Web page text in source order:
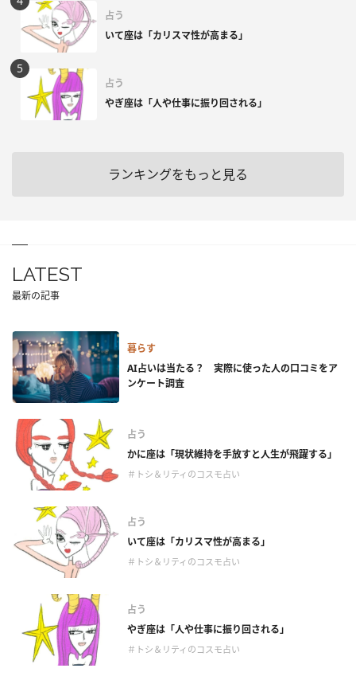
占う
いて座は「カリスマ性が高まる」
占う
やぎ座は「人や仕事に振り回される」
ランキングをもっと見る
LATEST
最新の記事
暮らす
AI占いは当たる？ 実際に使った人の口コミをア
ンケート調査
占う
かに座は「現状維持を手放すと人生が飛躍する」
＃トシ＆リティのコスモ占い
占う
いて座は「カリスマ性が高まる」
＃トシ＆リティのコスモ占い
占う
やぎ座は「人や仕事に振り回される」
＃トシ＆リティのコスモ占い